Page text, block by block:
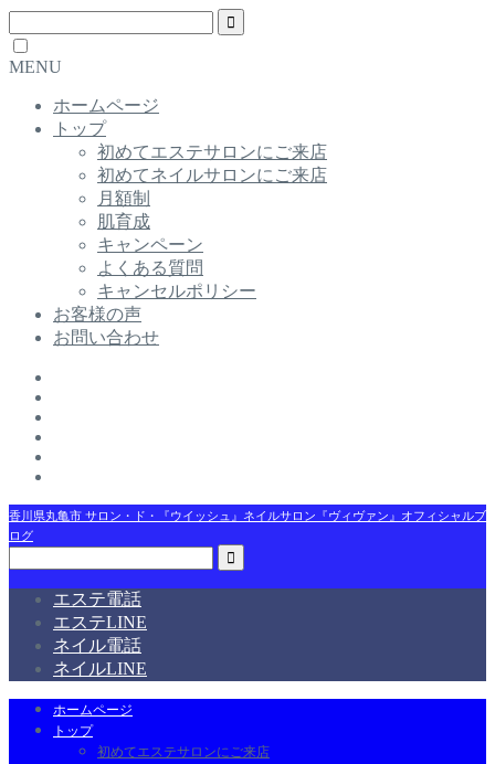
MENU
ホームページ
トップ
初めてエステサロンにご来店
初めてネイルサロンにご来店
月額制
肌育成
キャンペーン
よくある質問
キャンセルポリシー
お客様の声
お問い合わせ
香川県丸亀市 サロン・ド・『ウイッシュ』ネイルサロン『ヴィヴァン』オフィシャルブ
ログ
エステ電話
エステLINE
ネイル電話
ネイルLINE
ホームページ
トップ
初めてエステサロンにご来店